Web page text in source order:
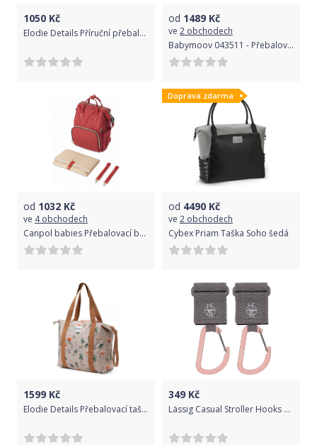
1050 Kč
Elodie Details Příruční přebalovací taška Vintage Flower
od 1489 Kč
ve 2 obchodech
Babymoov 043511 - Přebalovací brašna BABY STYLE
od 1032 Kč
ve 4 obchodech
Canpol babies Přebalovací batoh LADY MUM šedá
Doprava zdarma
od 4490 Kč
ve 2 obchodech
Cybex Priam Taška Soho šedá
1599 Kč
Elodie Details Přebalovací taška Soft Shell Meadow Flower
349 Kč
Lässig Casual Stroller Hooks with Carabiner grey